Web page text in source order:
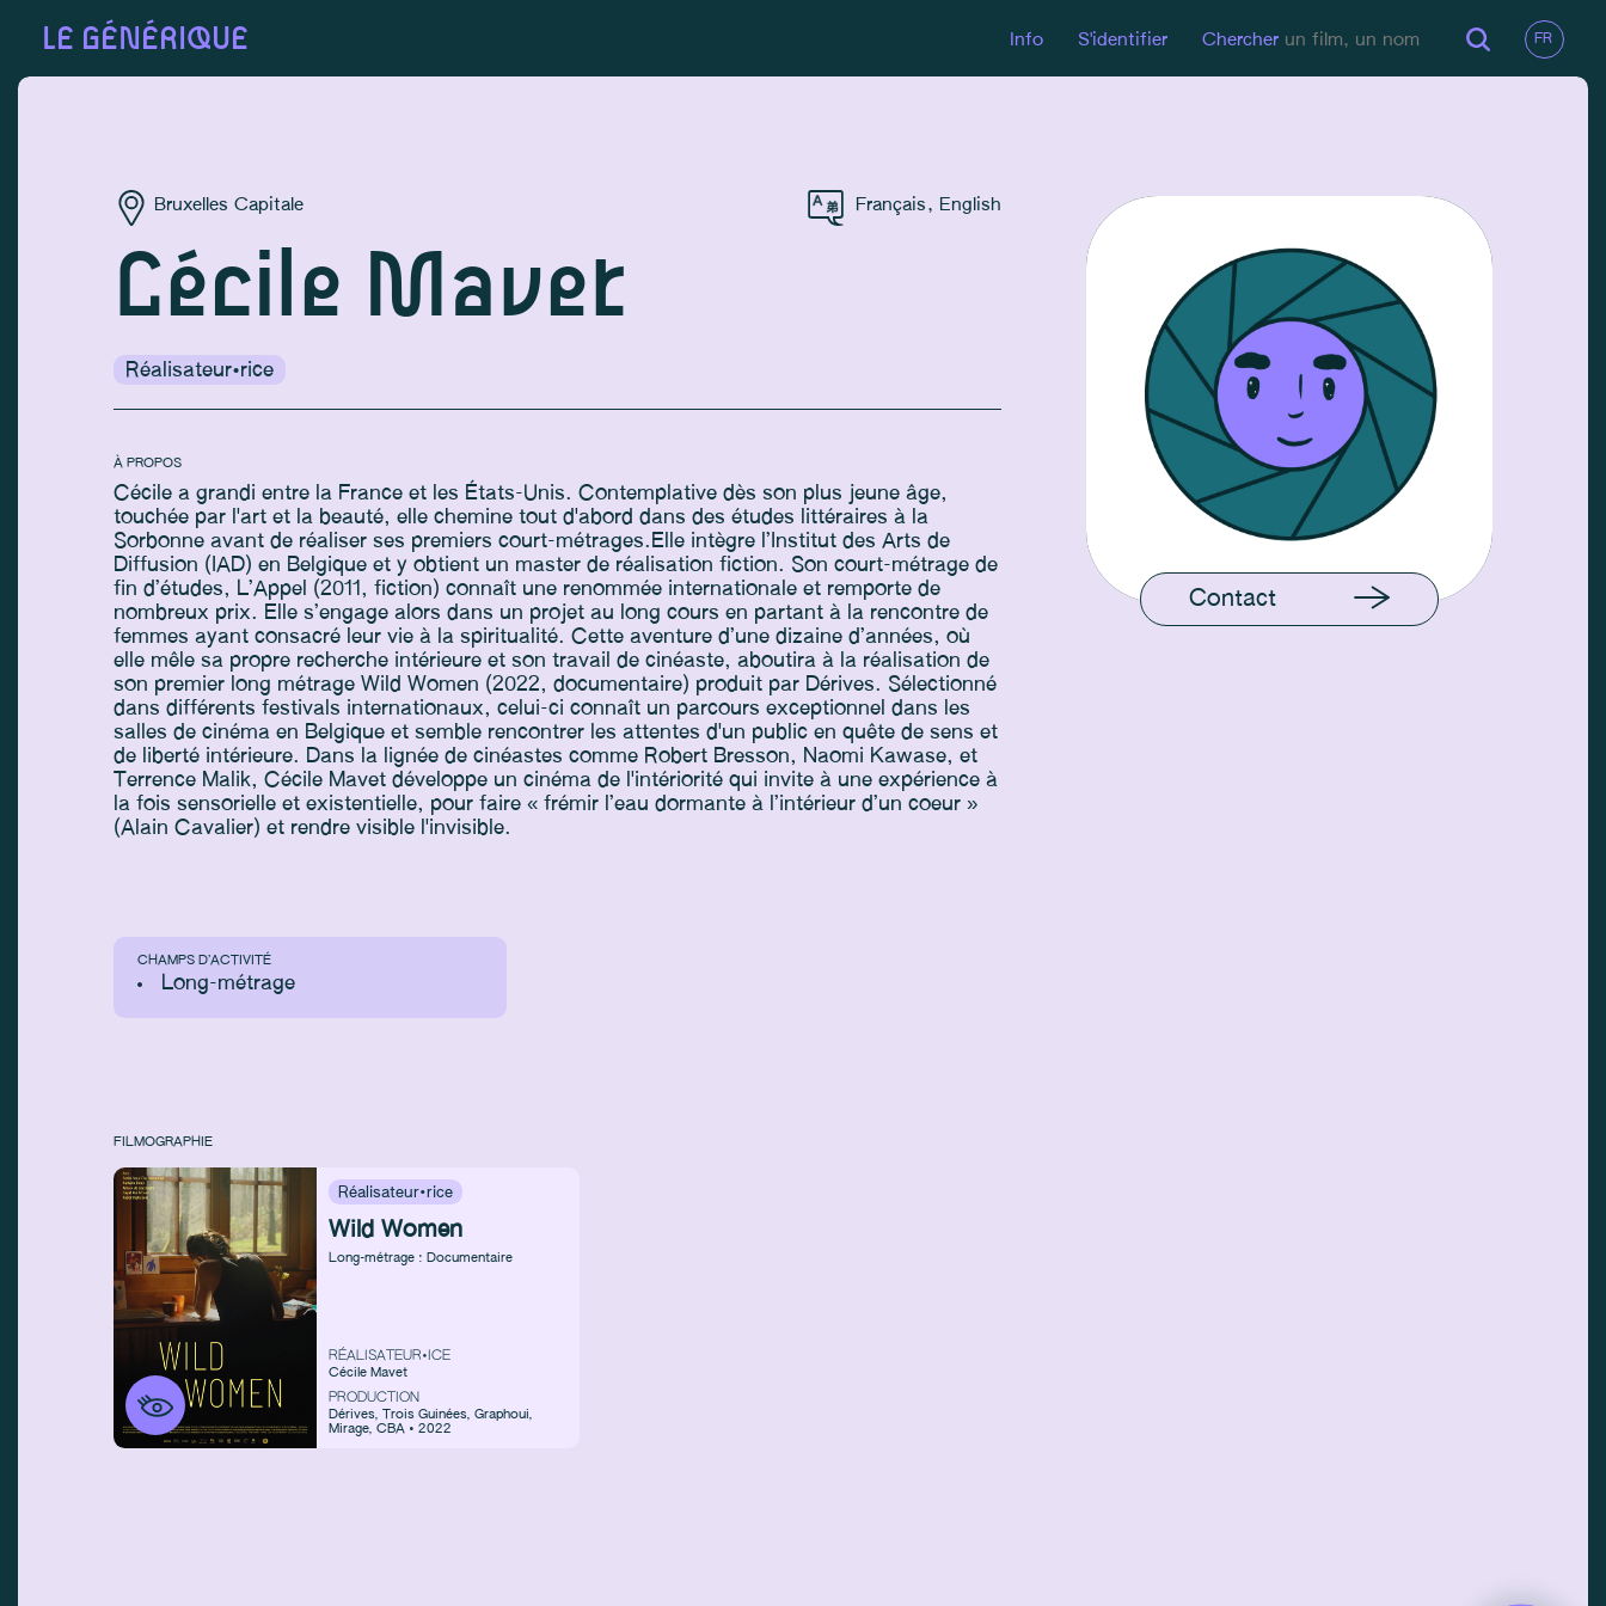
LE GÉNÉRIQUE Info S'identifier Chercher
Bruxelles Capitale Français , English
Cécile Mavet
Réalisateur·rice
À PROPOS
Cécile a grandi entre la France et les États-Unis. Contemplative dès son plus jeune âge,
touchée par l'art et la beauté, elle chemine tout d'abord dans des études littéraires à la
Sorbonne avant de réaliser ses premiers court-métrages.Elle intègre l’Institut des Arts de
Diffusion (IAD) en Belgique et y obtient un master de réalisation fiction. Son court-métrage de
fin d’études, L’Appel (2011, fiction) connaît une renommée internationale et remporte de
nombreux prix. Elle s’engage alors dans un projet au long cours en partant à la rencontre de
femmes ayant consacré leur vie à la spiritualité. Cette aventure d’une dizaine d’années, où
elle mêle sa propre recherche intérieure et son travail de cinéaste, aboutira à la réalisation de
son premier long métrage Wild Women (2022, documentaire) produit par Dérives. Sélectionné
dans différents festivals internationaux, celui-ci connaît un parcours exceptionnel dans les
salles de cinéma en Belgique et semble rencontrer les attentes d'un public en quête de sens et
de liberté intérieure. Dans la lignée de cinéastes comme Robert Bresson, Naomi Kawase, et
Terrence Malik, Cécile Mavet développe un cinéma de l'intériorité qui invite à une expérience à
la fois sensorielle et existentielle, pour faire « frémir l’eau dormante à l’intérieur d’un coeur »
(Alain Cavalier) et rendre visible l'invisible.
EN LIGNE
Site Pro
EMAIL
cecilemavet@wildwomenthef
ilm.com
Contact
CHAMPS D’ACTIVITÉ
Long-métrage
FILMOGRAPHIE
Réalisateur·rice
Wild Women
Long-métrage : Documentaire
RÉALISATEUR•ICE
Cécile Mavet
PRODUCTION
Dérives, Trois Guinées, Graphoui,
Mirage, CBA • 2022